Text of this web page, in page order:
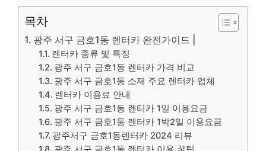
목차
광주 서구 금호1동 렌터카 완전가이드 |
렌터카 종류 및 특징
광주 서구 금호1동 렌터카 가격 비교
광주 서구 금호1동 소재 주요 렌터카 업체
렌터카 이용료 안내
광주 서구 금호1동 렌터카 1일 이용요금
광주 서구 금호1동 렌터카 1박2일 이용요금
광주서구 금호1동렌터카 2024 리뷰